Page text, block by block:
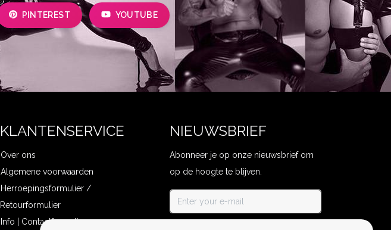
PINTEREST YOUTUBE
KLANTENSERVICE
Over ons
Algemene voorwaarden
Herroepingsformulier /
Retourformulier
Info | Contactformulier
NIEUWSBRIEF
Abonneer je op onze nieuwsbrief om
op de hoogte te blijven.